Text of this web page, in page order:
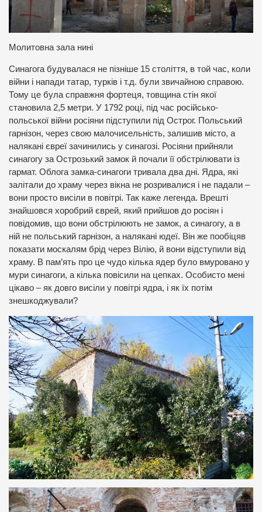
Молитовна зала нині
Синагога будувалася не пізніше 15 століття, в той час, коли
війни і напади татар, турків і т.д. були звичайною справою.
Тому це була справжня фортеця, товщина стін якої
становила 2,5 метри. У 1792 році, під час російсько-
польської війни росіяни підступили під Острог. Польський
гарнізон, через свою малочисельність, залишив місто, а
налякані євреї зачинились у синагозі. Росіяни прийняли
синагогу за Острозький замок й почали її обстрілювати із
гармат. Облога замка-синагоги тривала два дні. Ядра, які
залітали до храму через вікна не розривалися і не падали –
вони просто висіли в повітрі. Так каже легенда. Врешті
знайшовся хоробрий єврей, який прийшов до росіян і
повідомив, що вони обстрілюють не замок, а синагогу, а в
ній не польський гарнізон, а налякані юдеї. Він же пообіцяв
показати москалям брід через Вілію, й вони відступили від
храму. В пам’ять про це чудо кілька ядер було вмуровано у
мури синагоги, а кілька повісили на цепках. Особисто мені
цікаво – як довго висіли у повітрі ядра, і як їх потім
знешкоджували?